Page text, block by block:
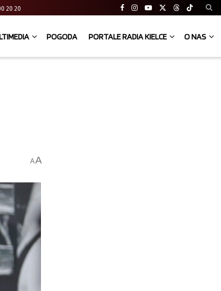
200 20 20
POGODA PORTALE RADIA KIELCE O NAS
AA